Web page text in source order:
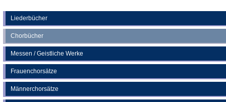
Liederbücher
Chorbücher
Messen / Geistliche Werke
Frauenchorsätze
Männerchorsätze